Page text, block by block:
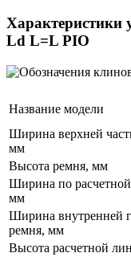
Характеристики
Ld L=L PIO
Название модели
Ширина верхней
мм
Высота ремня, мм
Ширина по
мм
Ширина внутренней
ремня, мм
Высота расчетной